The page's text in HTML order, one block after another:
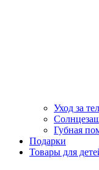
Уход за
Губная
Подарки
Товары для